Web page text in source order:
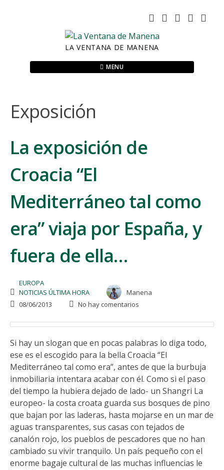
LA VENTANA DE MANENA
MENU
Exposición
La exposición de
Croacia “El
Mediterráneo tal como
era” viaja por España, y
fuera de ella…
EUROPA
NOTICIAS ÚLTIMA HORA
Manena
08/06/2013
No hay comentarios
Si hay un slogan que en pocas palabras lo diga todo,
ese es el escogido para la bella Croacia “El
Mediterráneo tal como era”, antes de que la burbuja
inmobiliaria intentara acabar con él. Como si el paso
del tiempo la hubiera dejado de lado- un Shangri La
europeo- la costa croata guarda sus bosques de pino
que bajan por las laderas, hasta mojarse en un mar de
aguas transparentes, sus casas con tejados de
canalón rojo, los pueblos de pescadores que no han
cambiado su vivir tranquilo. Un país pequeño con el
enorme bagaje cultural de las muchas influencias le